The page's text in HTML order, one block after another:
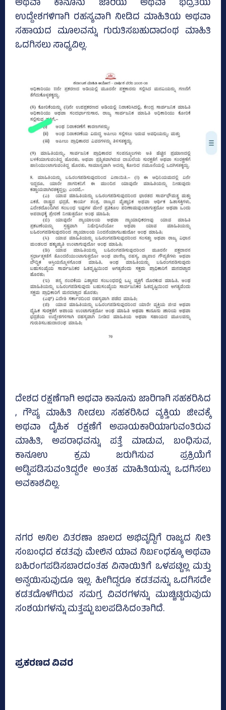
ಅಥವಾ ಕಾನೂನು ಜಾರಿಯ ಅಥವಾ ಭದ್ರತೆಯ
ಉದ್ದೇಶಗಳಿಗಾಗಿ ರಹಸ್ಯವಾಗಿ ನೀಡಿದ ಮಾಹಿತಿಯ ಅಥವಾ
ಸಹಾಯದ ಮೂಲವನ್ನು ಗುರುತಿಸಬಹುದಾದಂಥ ಮಾಹಿತಿ
ಒದಗಿಸಲು ಸಾಧ್ಯವಿಲ್ಲ.
ದೇಶದ ರಕ್ಷಣೆಗಾಗಿ ಅಥವಾ ಕಾನೂನು ಜಾರಿಗಾಗಿ ಸಹಕರಿಸಿದ
, ಗೌಪ್ಯ ಮಾಹಿತಿ ನೀಡಲು ಸಹಕರಿಸಿದ ವ್ಯಕ್ತಿಯ ಜೀವಕ್ಕೆ
ಅಥವಾ ದೈಹಿಕ ರಕ್ಷಣೆಗೆ ಅಪಾಯಕಾರಿಯಾಗುವಂತಿರುವ
ಮಾಹಿತಿ, ಅಪರಾಧವನ್ನು ಪತ್ತೆ ಮಾಡುವ, ಬಂಧಿಸುವ,
ಕಾನೂಉ ಕ್ರಮ ಜರುಗಿಸುವ ಪ್ರಕ್ರಿಯೆಗೆ
ಅಡ್ಡಿಪಡಿಸುವಂತಿದ್ದರೇ ಅಂತಹ ಮಾಹಿತಿಯನ್ನು ಒದಗಿಸಲು
ಅವಕಾಶವಿಲ್ಲ.
ನಗರ ಅನಿಲ ವಿತರಣಾ ಜಾಲದ ಅಭಿವೃದ್ದಿಗೆ ರಾಜ್ಯದ ನೀತಿ
ಸಂಬಂಧದ ಕಡತವು ಮೇಲಿನ ಯಾವ ನಿರ್ಬಂಧಕ್ಕೂ ಅಥವಾ
ಬಹಿರಂಗಪಡಿಸಬಾರದಂತಹ ವಿನಾಯಿತಿಗೆ ಒಳಪಟ್ಟಿಲ್ಲ ಮತ್ತು
ಅನ್ವಯಿಸುವುದೂ ಇಲ್ಲ. ಹೀಗಿದ್ದರೂ ಕಡತವನ್ನು ಒದಗಿಸದೇ
ಕಡತದೊಳಗಿರುವ ಸಮಗ್ರ ವಿವರಗಳನ್ನು ಮುಚ್ಚಿಟ್ಟಿರುವುದು
ಸಂಶಯಗಳನ್ನು ಮತ್ತಷ್ಟು ಬಲಪಡಿಸಿದಂತಾಗಿದೆ.
ಪ್ರಕರಣದ ವಿವರ